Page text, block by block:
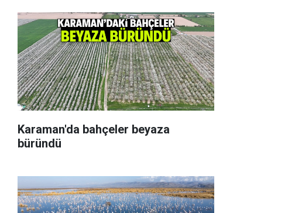
Karaman'da bahçeler beyaza
büründü